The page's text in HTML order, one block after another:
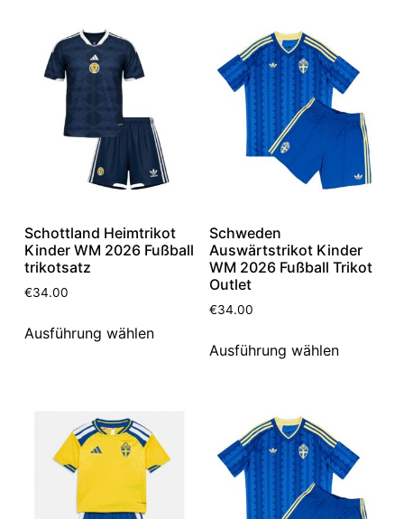
Schottland Heimtrikot
Kinder WM 2026 Fußball
trikotsatz
€34.00
Ausführung wählen
Schweden
Auswärtstrikot Kinder
WM 2026 Fußball Trikot
Outlet
€34.00
Ausführung wählen